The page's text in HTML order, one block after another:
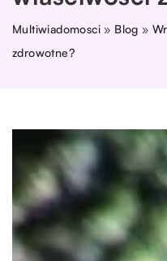
Multiwiadomosci » Blog »
zdrowotne?